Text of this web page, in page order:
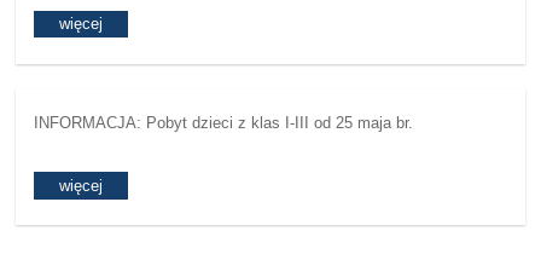
więcej
INFORMACJA: Pobyt dzieci z klas I-III od 25 maja br.
więcej